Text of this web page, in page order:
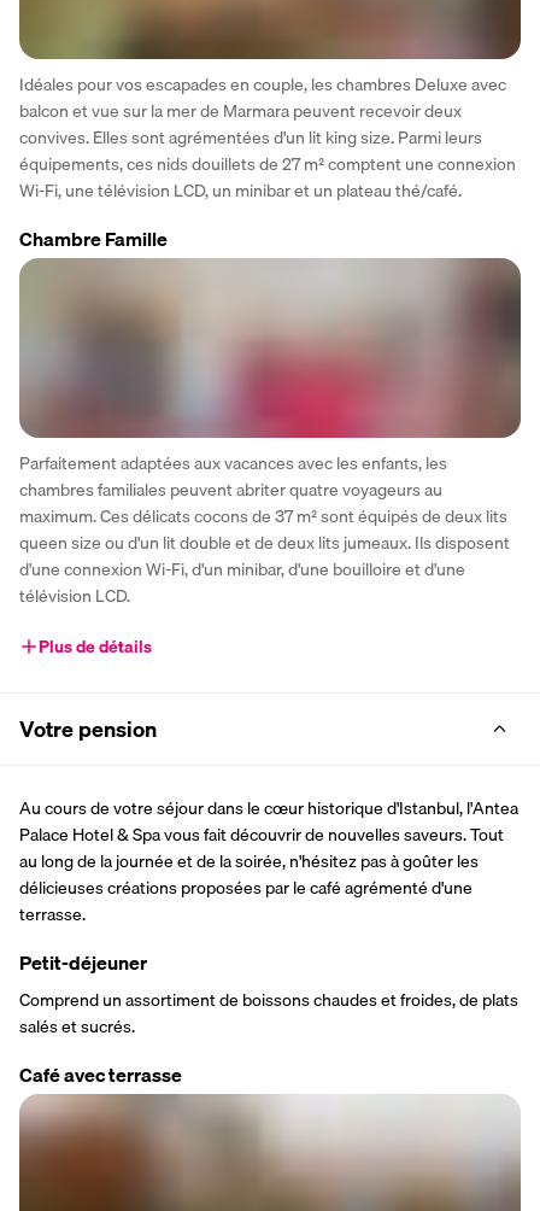
Idéales pour vos escapades en couple, les chambres Deluxe avec
balcon et vue sur la mer de Marmara peuvent recevoir deux
convives. Elles sont agrémentées d'un lit king size. Parmi leurs
équipements, ces nids douillets de 27 m² comptent une connexion
Wi-Fi, une télévision LCD, un minibar et un plateau thé/café.
Chambre Famille
Parfaitement adaptées aux vacances avec les enfants, les
chambres familiales peuvent abriter quatre voyageurs au
maximum. Ces délicats cocons de 37 m² sont équipés de deux lits
queen size ou d'un lit double et de deux lits jumeaux. Ils disposent
d'une connexion Wi-Fi, d'un minibar, d'une bouilloire et d'une
télévision LCD.
Plus de détails
Votre pension
Au cours de votre séjour dans le cœur historique d'Istanbul, l'Antea
Palace Hotel & Spa vous fait découvrir de nouvelles saveurs. Tout
au long de la journée et de la soirée, n'hésitez pas à goûter les
délicieuses créations proposées par le café agrémenté d'une
terrasse.
Petit-déjeuner
Comprend un assortiment de boissons chaudes et froides, de plats
salés et sucrés.
Café avec terrasse